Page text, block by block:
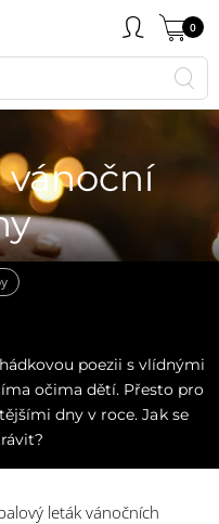
0
vánoční
poezii s vlídnými
očima dětí. Přesto pro
dny v roce. Jak se
leták vánočních